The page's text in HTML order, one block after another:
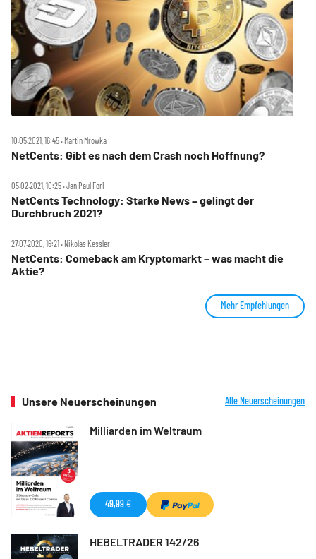
10.05.2021, 16:45 ‧ Martin Mrowka
NetCents: Gibt es nach dem Crash noch Hoffnung?
05.02.2021, 10:25 ‧ Jan Paul Fori
NetCents Technology: Starke News – gelingt der
Durchbruch 2021?
27.07.2020, 16:21 ‧ Nikolas Kessler
NetCents: Comeback am Kryptomarkt – was macht die
Aktie?
Mehr Empfehlungen
Unsere Neuerscheinungen Alle Neuerscheinungen
Milliarden im Weltraum
49,99 €
HEBELTRADER 142/26